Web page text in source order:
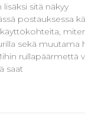
sitä näkyy
postauksessa
sekä muutama
rullapäärmettä
saat